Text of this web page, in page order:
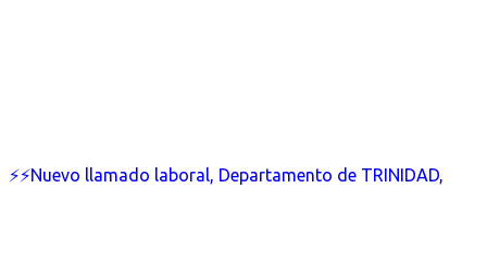
⚡⚡Nuevo llamado laboral, Departamento de TRINIDAD,